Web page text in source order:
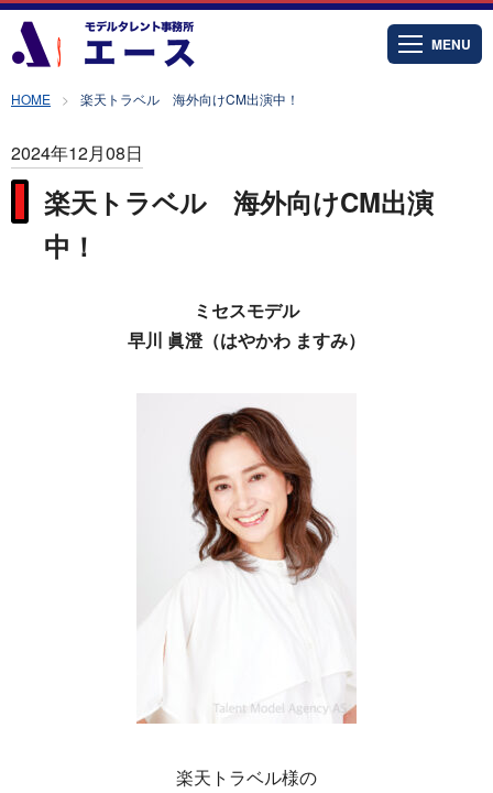
MENU
HOME 楽天トラベル 海外向けCM出演中！
2024年12月08日
楽天トラベル 海外向けCM出演
中！
ミセスモデル
早川 眞澄（はやかわ ますみ）
楽天トラベル様の